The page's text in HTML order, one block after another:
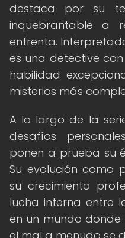
destaca por su
inquebrantable a
enfrenta.
es una detective
habilidad
misterios más
A lo largo de la
desafíos
ponen a prueba su
Su evolución como
su crecimiento
lucha interna entre
en un mundo donde